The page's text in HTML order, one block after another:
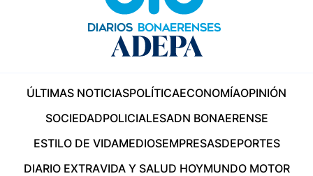
ÚLTIMAS NOTICIASPOLÍTICAECONOMÍAOPINIÓN
SOCIEDADPOLICIALESADN BONAERENSE
ESTILO DE VIDAMEDIOSEMPRESASDEPORTES
DIARIO EXTRAVIDA Y SALUD HOYMUNDO MOTOR